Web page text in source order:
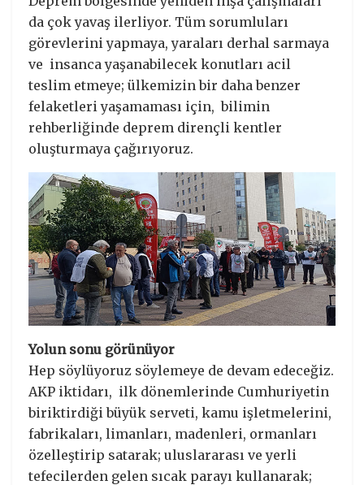
da çok yavaş ilerliyor. Tüm sorumluları
görevlerini yapmaya, yaraları derhal sarmaya
ve insanca yaşanabilecek konutları acil
teslim etmeye; ülkemizin bir daha benzer
felaketleri yaşamaması için, bilimin
rehberliğinde deprem dirençli kentler
oluşturmaya çağırıyoruz.
Yolun sonu görünüyor
Hep söylüyoruz söylemeye de devam edeceğiz.
AKP iktidarı, ilk dönemlerinde Cumhuriyetin
biriktirdiği büyük serveti, kamu işletmelerini,
fabrikaları, limanları, madenleri, ormanları
özelleştirip satarak; uluslararası ve yerli
tefecilerden gelen sıcak parayı kullanarak;